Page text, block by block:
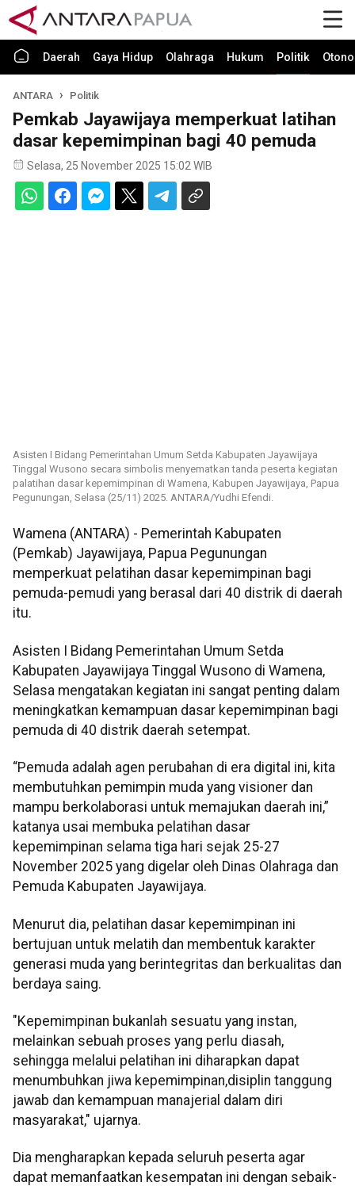
Daerah Gaya Hidup Olahraga Hukum Politik
ANTARA Politik
Pemkab Jayawijaya memperkuat latihan
dasar kepemimpinan bagi 40 pemuda
Selasa, 25 November 2025 15:02 WIB
Asisten I Bidang Pemerintahan Umum Setda Kabupaten Jayawijaya
Tinggal Wusono secara simbolis menyematkan tanda peserta kegiatan
palatihan dasar kepemimpinan di Wamena, Kabupen Jayawijaya, Papua
Pegunungan, Selasa (25/11) 2025. ANTARA/Yudhi Efendi.
Wamena (ANTARA) - Pemerintah Kabupaten
(Pemkab) Jayawijaya, Papua Pegunungan
memperkuat pelatihan dasar kepemimpinan bagi
pemuda-pemudi yang berasal dari 40 distrik di daerah
itu.
Asisten I Bidang Pemerintahan Umum Setda
Kabupaten Jayawijaya Tinggal Wusono di Wamena,
Selasa mengatakan kegiatan ini sangat penting dalam
meningkatkan kemampuan dasar kepemimpinan bagi
pemuda di 40 distrik daerah setempat.
“Pemuda adalah agen perubahan di era digital ini, kita
membutuhkan pemimpin muda yang visioner dan
mampu berkolaborasi untuk memajukan daerah ini,”
katanya usai membuka pelatihan dasar
kepemimpinan selama tiga hari sejak 25-27
November 2025 yang digelar oleh Dinas Olahraga dan
Pemuda Kabupaten Jayawijaya.
Menurut dia, pelatihan dasar kepemimpinan ini
bertujuan untuk melatih dan membentuk karakter
generasi muda yang berintegritas dan berkualitas dan
berdaya saing.
"Kepemimpinan bukanlah sesuatu yang instan,
melainkan sebuah proses yang perlu diasah,
sehingga melalui pelatihan ini diharapkan dapat
menumbuhkan jiwa kepemimpinan,disiplin tanggung
jawab dan kemampuan manajerial dalam diri
masyarakat," ujarnya.
Dia mengharapkan kepada seluruh peserta agar
dapat memanfaatkan kesempatan ini dengan sebaik-